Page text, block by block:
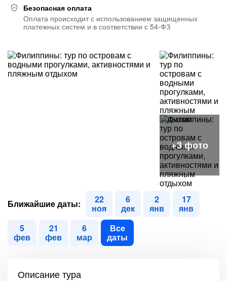
Безопасная оплата
Оплата происходит с использованием защищенных
платежных систем и в соответствии с 54-ФЗ
Ближайшие даты: 22
ноя
6
дек
2
янв
17
янв
5
фев
21
фев
6
мар
Все
даты
Описание тура